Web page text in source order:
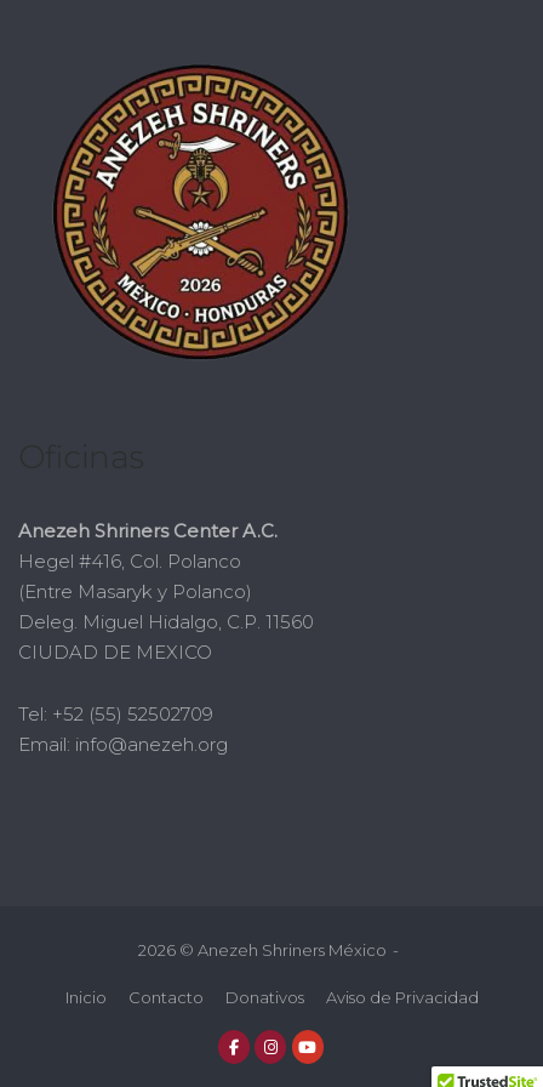
Anezeh Shriners Center A.C.
Hegel #416, Col. Polanco
(Entre Masaryk y Polanco)
Deleg. Miguel Hidalgo, C.P. 11560
CIUDAD DE MEXICO
Tel: +52 (55) 52502709
Email: info@anezeh.org
2026 © Anezeh Shriners México
Inicio Contacto Donativos Aviso de Privacidad